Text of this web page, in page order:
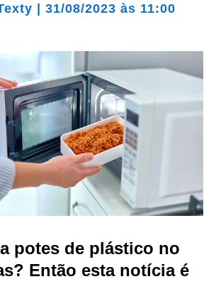
31/08/2023 às 11:00
potes de plástico no
Então esta notícia é